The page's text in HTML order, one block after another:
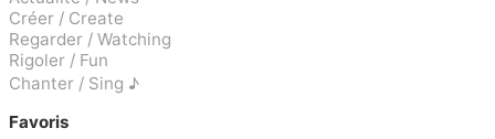
Créer / Create
Regarder / Watching
Rigoler / Fun
Chanter / Sing ♪
Favoris